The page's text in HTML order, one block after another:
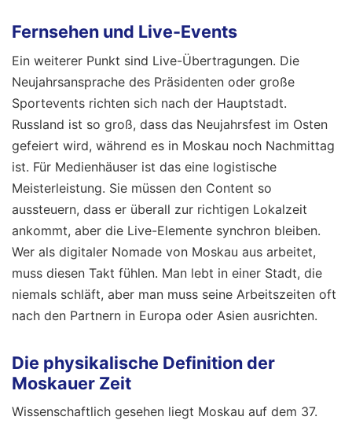
Fernsehen und Live-Events
Ein weiterer Punkt sind Live-Übertragungen. Die
Neujahrsansprache des Präsidenten oder große
Sportevents richten sich nach der Hauptstadt.
Russland ist so groß, dass das Neujahrsfest im Osten
gefeiert wird, während es in Moskau noch Nachmittag
ist. Für Medienhäuser ist das eine logistische
Meisterleistung. Sie müssen den Content so
aussteuern, dass er überall zur richtigen Lokalzeit
ankommt, aber die Live-Elemente synchron bleiben.
Wer als digitaler Nomade von Moskau aus arbeitet,
muss diesen Takt fühlen. Man lebt in einer Stadt, die
niemals schläft, aber man muss seine Arbeitszeiten oft
nach den Partnern in Europa oder Asien ausrichten.
Die physikalische Definition der
Moskauer Zeit
Wissenschaftlich gesehen liegt Moskau auf dem 37.